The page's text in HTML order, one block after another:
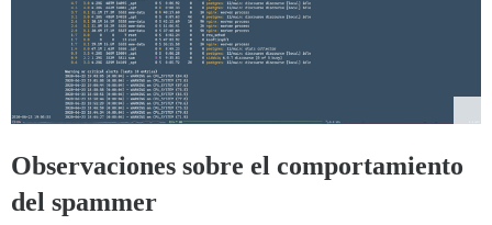
Observaciones sobre el comportamiento
del spammer